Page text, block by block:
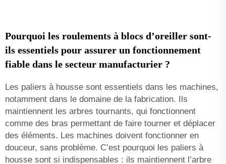
Pourquoi les roulements à blocs d’oreiller sont-
ils essentiels pour assurer un fonctionnement
fiable dans le secteur manufacturier ?
Les paliers à housse sont essentiels dans les machines,
notamment dans le domaine de la fabrication. Ils
maintiennent les arbres tournants, qui fonctionnent
comme des bras permettant de faire tourner et déplacer
des éléments. Les machines doivent fonctionner en
douceur, sans problème. C’est pourquoi les paliers à
housse sont si indispensables : ils maintiennent l’arbre